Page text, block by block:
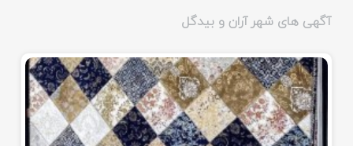
آگهی های شهر آران و بیدگل